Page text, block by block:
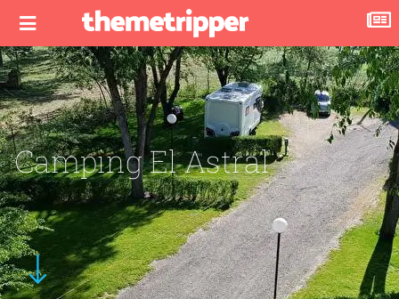
Camping El Astral